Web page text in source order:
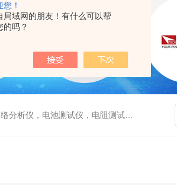
您！
局域网的朋友！有什么可以帮
的吗？
池测试仪，电阻测试仪，数据采集仪